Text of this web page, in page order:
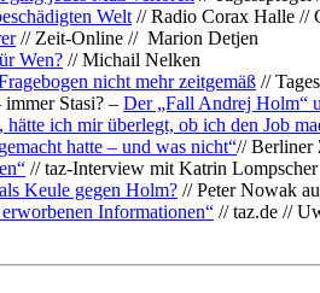
Welt // Radio Corax Halle //
// Zeit-Online // Marion Detjen
Wen? // Michail Nelken
nicht mehr zeitgemäß //
Stasi? – Der „Fall Andrej Holm“
hätte ich mir überlegt, ob ich den Job
hatte – und was nicht“// Berliner
// taz-Interview mit Katrin Lompscher
Keule gegen Holm? // Peter Nowak
Informationen“ // taz.de //